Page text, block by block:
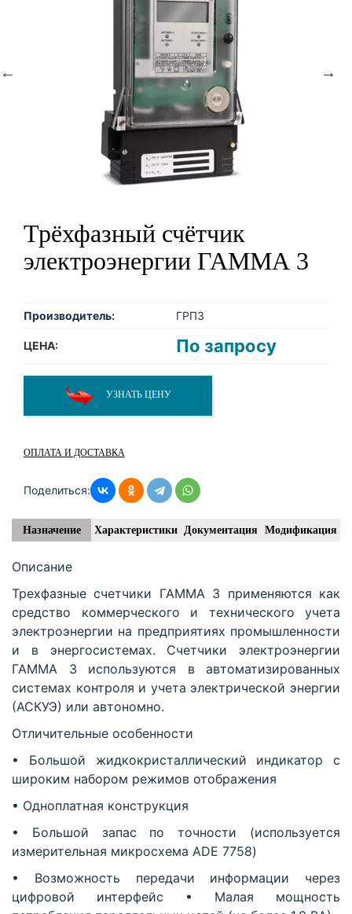
Трёхфазный счётчик
электроэнергии ГАММА 3
Производитель: ГРПЗ
ЦЕНА: По запросу
УЗНАТЬ ЦЕНУ
ОПЛАТА И ДОСТАВКА
Поделиться:
Назначение Характеристики Документация Модификация
Описание
Трехфазные счетчики ГАММА 3 применяются как
средство коммерческого и технического учета
электроэнергии на предприятиях промышленности
и в энергосистемах. Счетчики электроэнергии
ГАММА 3 используются в автоматизированных
системах контроля и учета электрической энергии
(АСКУЭ) или автономно.
Отличительные особенности
• Большой жидкокристаллический индикатор с
широким набором режимов отображения
• Одноплатная конструкция
• Большой запас по точности (используется
измерительная микросхема ADE 7758)
• Возможность передачи информации через
цифровой интерфейс • Малая мощность